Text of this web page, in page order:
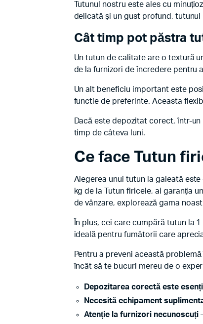
Tutunul nostru este ales cu
delicată și un gust profund,
Cât timp pot păstra
Un tutun de calitate are o textură
de la furnizori de încredere pentru
Un alt beneficiu important este
functie de preferinte. Aceasta
Dacă este depozitat corect, într-
timp de câteva luni.
Ce face Tutun
Alegerea unui tutun la galeată
kg de la Tutun firicele, ai garanția
de vânzare, explorează gama
În plus, cei care cumpără tutun la
ideală pentru fumătorii care
Pentru a preveni această
încât să te bucuri mereu de o
Depozitarea corectă este
Necesită echipament
Atenție la furnizori necunoscuți